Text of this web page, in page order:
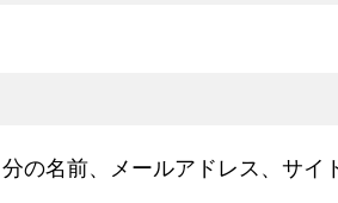
の名前、メールアドレス、サイ